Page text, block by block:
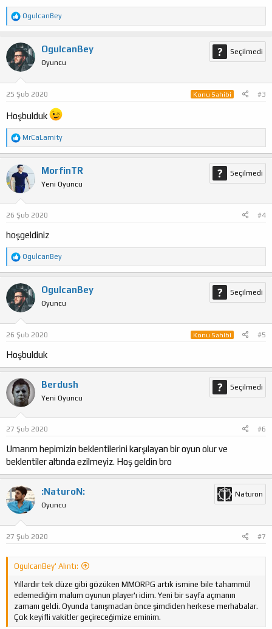
T
e
p
k
i
l
e
r
OgulcanBey
OgulcanBey
Oyuncu
Seçilmedi
25 Şub 2020 Konu Sahibi #3
Hoşbulduk
T
e
p
k
i
l
e
r
MrCaLamity
MorfinTR
Yeni Oyuncu
Seçilmedi
26 Şub 2020 #4
hoşgeldiniz
T
e
p
k
i
l
e
r
OgulcanBey
OgulcanBey
Oyuncu
Seçilmedi
26 Şub 2020 Konu Sahibi #5
Hoşbulduk
Berdush
Yeni Oyuncu
Seçilmedi
27 Şub 2020 #6
Umarım hepimizin beklentilerini karşılayan bir oyun olur ve
beklentiler altında ezilmeyiz. Hoş geldin bro
:NaturoN:
Oyuncu
Naturon
27 Şub 2020 #7
OgulcanBey' Alıntı:
Yıllardır tek düze gibi gözüken MMORPG artık ismine bile tahammül
edemediğim malum oyunun player'ı idim. Yeni bir sayfa açmanın
zamanı geldi. Oyunda tanışmadan önce şimdiden herkese merhabalar.
Çok keyifli vakitler geçireceğimize eminim.